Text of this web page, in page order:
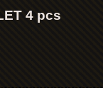
4 pcs